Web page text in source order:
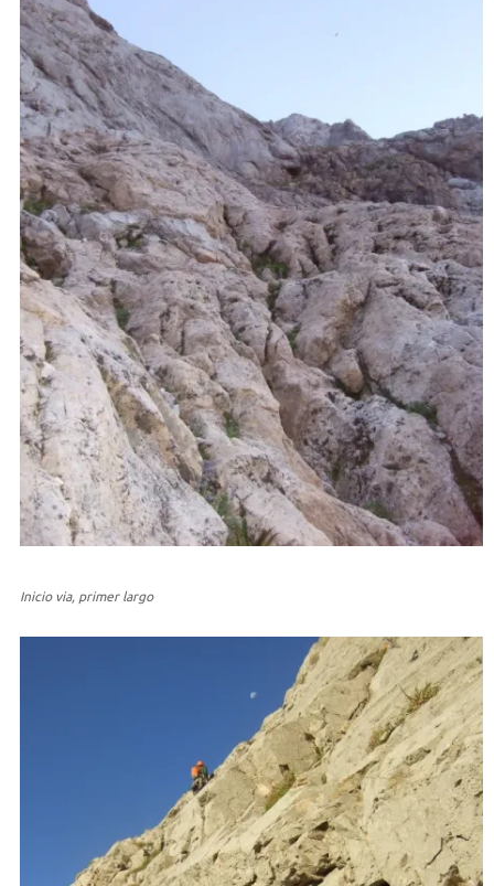
Inicio via, primer largo